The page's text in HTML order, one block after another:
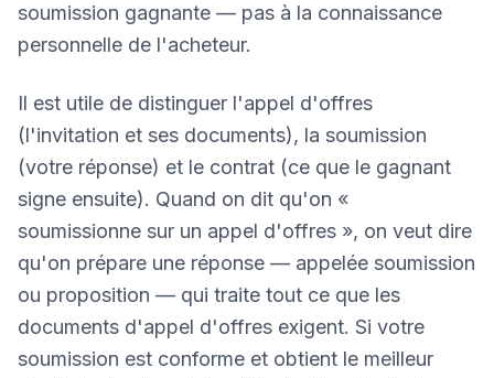
soumission gagnante — pas à la connaissance
personnelle de l'acheteur.
Il est utile de distinguer l'appel d'offres
(l'invitation et ses documents), la soumission
(votre réponse) et le contrat (ce que le gagnant
signe ensuite). Quand on dit qu'on «
soumissionne sur un appel d'offres », on veut dire
qu'on prépare une réponse — appelée soumission
ou proposition — qui traite tout ce que les
documents d'appel d'offres exigent. Si votre
soumission est conforme et obtient le meilleur